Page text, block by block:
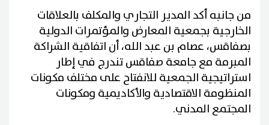
من جانبه أكد المدير التجاري والمكلف بالعلاقات
الخارجية بجمعية المعارض والمؤتمرات الدولية
بصفاقس، عصام بن عبد الله، أن اتفاقية الشراكة
المبرمة مع جامعة صفاقس تندرج في إطار
استراتيجية الجمعية للانفتاح على مختلف مكونات
المنظومة الاقتصادية والأكاديمية ومكونات
المجتمع المدني.